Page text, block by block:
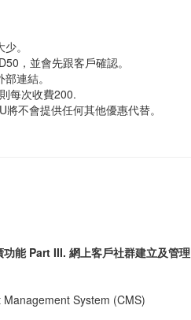
。
，並會先跟客戶確認。
連結。
每次收費200.
不會提供任何其他優惠代替。
能 Part III. 網上客戶社群建立及管理
System (CMS)